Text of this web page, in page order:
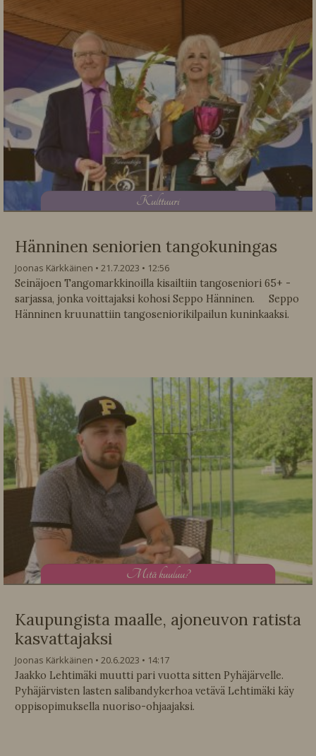
Kulttuuri
Hänninen seniorien tangokuningas
Joonas Kärkkäinen 21.7.2023
12:56
Seinäjoen Tangomarkkinoilla kisailtiin tangoseniori 65+ -
sarjassa, jonka voittajaksi kohosi Seppo Hänninen. Seppo
Hänninen kruunattiin tangoseniorikilpailun kuninkaaksi.
Mitä kuuluu?
Kaupungista maalle, ajoneuvon ratista
kasvattajaksi
Joonas Kärkkäinen 20.6.2023
14:17
Jaakko Lehtimäki muutti pari vuotta sitten Pyhäjärvelle.
Pyhäjärvisten lasten salibandykerhoa vetävä Lehtimäki käy
oppisopimuksella nuoriso-ohjaajaksi.